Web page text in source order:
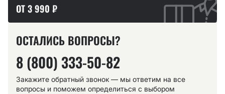
ОТ 3 990 ₽
ОСТАЛИСЬ ВОПРОСЫ?
8 (800) 333-50-82
Закажите обратный звонок — мы ответим на все
вопросы и поможем определиться с выбором